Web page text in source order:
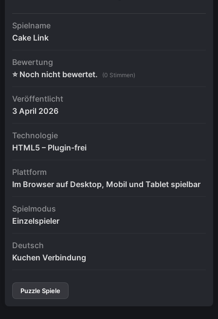
Spielname
Cake Link
Bewertung
⭐ Noch nicht bewertet.
(0 Stimmen)
Veröffentlicht
3 April 2026
Technologie
HTML5 – Plugin-frei
Plattform
Im Browser auf Desktop, Mobil und Tablet spielbar
Spielmodus
Einzelspieler
Deutsch
Kuchen Verbindung
Puzzle Spiele